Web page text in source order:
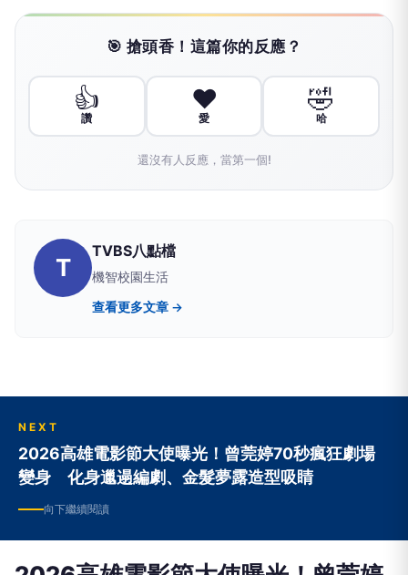
🎯 搶頭香！這篇你的反應？
👍
讚
❤️
愛
🤣
哈
還沒有人反應，當第一個!
T
TVBS八點檔
機智校園生活
查看更多文章 →
NEXT
2026高雄電影節大使曝光！曾莞婷70秒瘋狂劇場
變身 化身邋遢編劇、金髮夢露造型吸睛
向下繼續閱讀